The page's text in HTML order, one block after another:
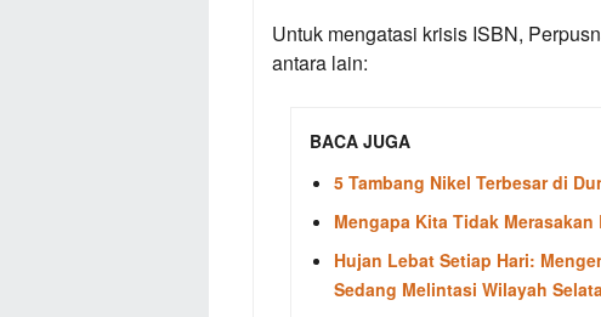
Untuk mengatasi krisis ISBN,
antara lain:
BACA JUGA
5 Tambang Nikel Terbesar di
Mengapa Kita Tidak
Hujan Lebat Setiap Hari:
Sedang Melintasi Wilayah